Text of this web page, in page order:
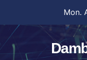
content
Mon.